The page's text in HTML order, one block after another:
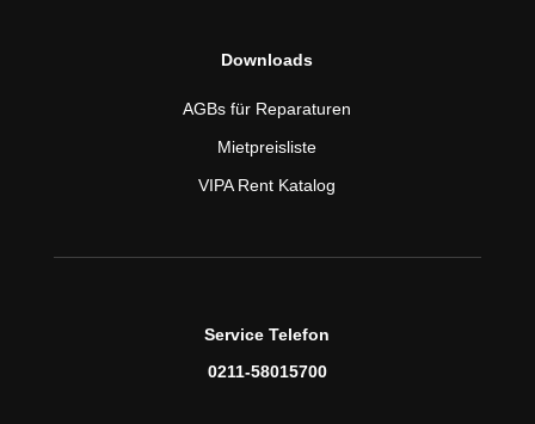
Downloads
AGBs für Reparaturen
Mietpreisliste
VIPA Rent Katalog
Service Telefon
0211-58015700